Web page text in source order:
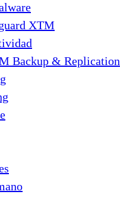
XTM
Backup & Replication